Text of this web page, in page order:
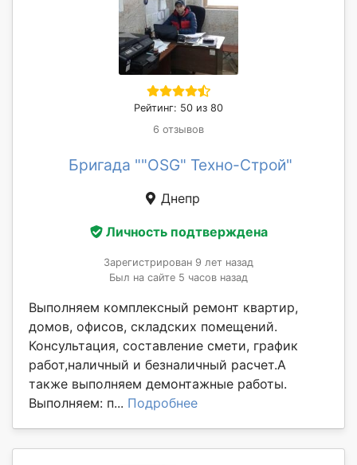
Рейтинг: 50 из 80
6 отзывов
Бригада ""OSG" Техно-Строй"
Днепр
Личность подтверждена
Зарегистрирован 9 лет назад
Был на сайте 5 часов назад
Выполняем комплексный ремонт квартир,
домов, офисов, складских помещений.
Консультация, составление смети, график
работ,наличный и безналичный расчет.А
также выполняем демонтажные работы.
Выполняем: п... Подробнее